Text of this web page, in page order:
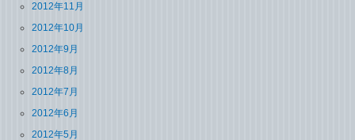
2012年11月
2012年10月
2012年9月
2012年8月
2012年7月
2012年6月
2012年5月